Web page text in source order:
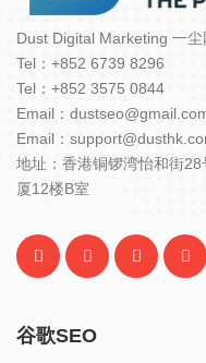
Dust Digital Marketing 一尘
Tel：+852 6739 8296
Tel：+852 3575 0844
Email：
Email：
地址：香港铜锣湾怡和街28
厦12楼B室
谷歌SEO